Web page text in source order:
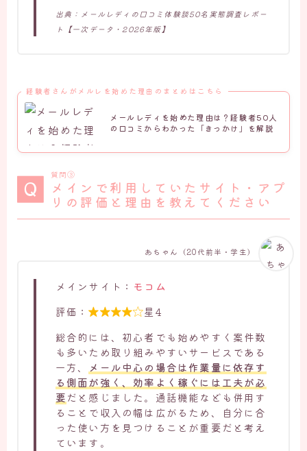
出典：メールレディの口コミ体験談50名実態調査レポー
ト【一次データ・2026年版】
経験者さんがメルレを始めた理由のまとめはこちら
メールレディを始めた理由は？経験者50人
の口コミからわかった「きっかけ」を解説
質問③
メインで利用していたサイト・アプ
リの評価と理由を教えてください
メインサイト： モコム
評価：星4
総合的には、初心者でも始めやすく案件数
も多いため取り組みやすいサービスである
一方、
メール中心の場合は作業量に依存す
る側面が強く、効率よく稼ぐには工夫が必
要だと感じました。通話機能なども併用す
ることで収入の幅は広がるため、自分に合
った使い方を見つけることが重要だと考え
ています。
あちゃん（20代前半・学生）